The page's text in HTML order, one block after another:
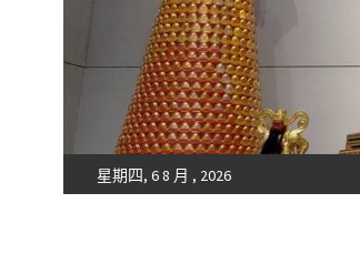
星期四, 6 8 月 , 2026